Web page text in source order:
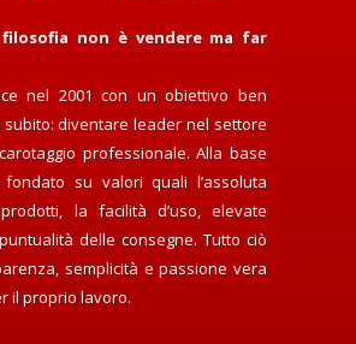
non è vendere ma far
nel 2001 con un obiettivo ben
diventare leader nel settore
professionale. Alla base
su valori quali l’assoluta
la facilità d’uso, elevate
delle consegne. Tutto ciò
semplicità e passione vera
il proprio lavoro.